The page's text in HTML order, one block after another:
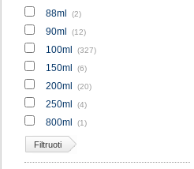
88ml (2)
90ml (12)
100ml (327)
150ml (6)
200ml (20)
250ml (4)
800ml (1)
Filtruoti